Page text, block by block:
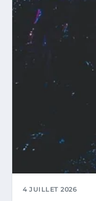
4 JUILLET 2026